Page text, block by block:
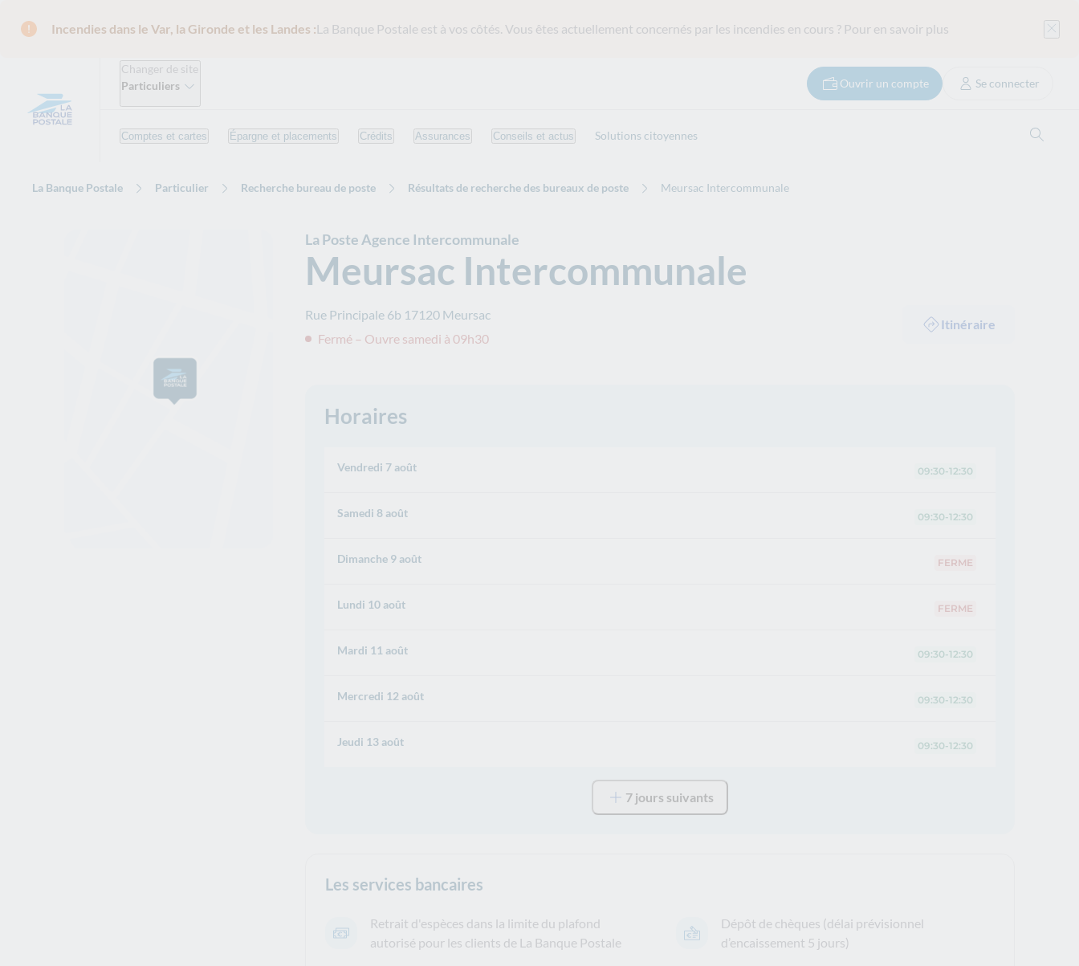
Incendies dans le Var, la Gironde et les Landes :La Banque Postale est à vos côtés. Vous êtes actuellement concernés par les incendies en cours ? Pour en savoir plus
Changer de site
Particuliers
Ouvrir un compte Se connecter
Comptes et cartes Épargne et placements Crédits Assurances Conseils et actus Solutions citoyennes
La Banque Postale Particulier Recherche bureau de poste Résultats de recherche des bureaux de poste Meursac Intercommunale
La Poste Agence Intercommunale
Meursac Intercommunale
Rue Principale 6b 17120 Meursac
Fermé – Ouvre samedi à 09h30
Itinéraire
Horaires
Vendredi 7 août 09:30-12:30
Samedi 8 août 09:30-12:30
Dimanche 9 août FERME
Lundi 10 août FERME
Mardi 11 août 09:30-12:30
Mercredi 12 août 09:30-12:30
Jeudi 13 août 09:30-12:30
7 jours suivants
Les services bancaires
Retrait d'espèces dans la limite du plafond
autorisé pour les clients de La Banque Postale
Dépôt de chèques (délai prévisionnel
d’encaissement 5 jours)